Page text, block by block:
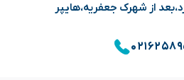
از شهرک جعفریه،هایپر